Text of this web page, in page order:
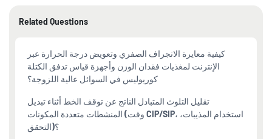
Related Questions
كيفية معايرة الانجراف الصفري وتعويض درجة الحرارة عبر
الإنترنت لمغذيات فقدان الوزن وأجهزة قياس تدفق الكتلة
كوريوليس في السوائل عالية اللزوجة؟
تقليل التلوث المتبادل الناتج عن توقف الخط أثناء تبديل
المنشطات متعددة المكونات (وقت CIP/SIP، استخدام المذيبات،
التحقق)؟